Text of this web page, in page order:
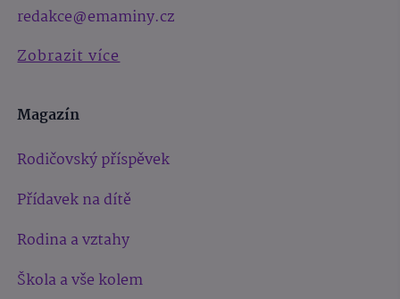
redakce@emaminy.cz
Zobrazit více
Magazín
Rodičovský příspěvek
Přídavek na dítě
Rodina a vztahy
Škola a vše kolem